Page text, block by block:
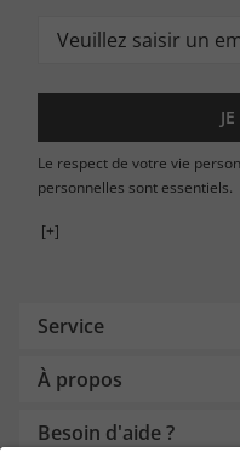
Le respect de votre vie
personnelles sont essentiels.
[+]
Service
À propos
Besoin d'aide ?